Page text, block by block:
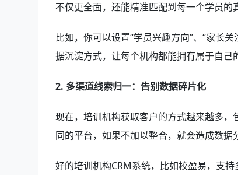
不仅更全面，还能精准匹配到每一个学员的
比如，你可以设置“学员兴趣方向”、“家长
据沉淀方式，让每个机构都能拥有属于自己
2. 多渠道线索归一：告别数据碎片化
现在，培训机构获取客户的方式越来越多
同的平台，如果不加以整合，就会造成数据
好的培训机构CRM系统，比如校盈易，支